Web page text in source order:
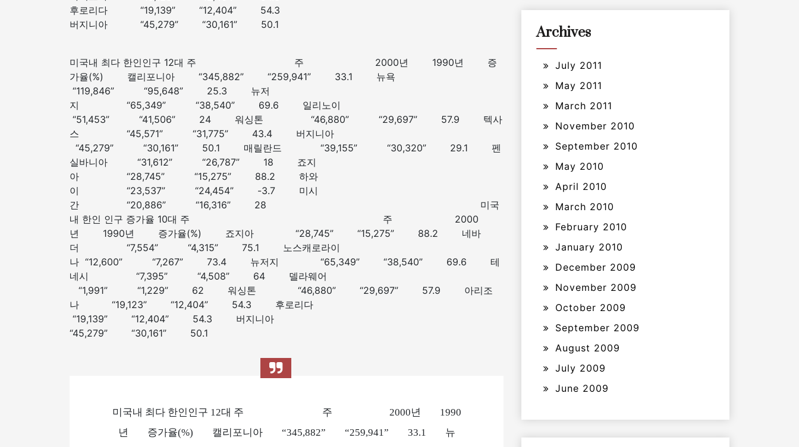
후로리다 “19,139” “12,404” 54.3
버지니아 “45,279” “30,161” 50.1
미국내 최다 한인인구 12대 주 주 2000년 1990년 증
가율(%) 캘리포니아 “345,882” “259,941” 33.1 뉴욕
“119,846” “95,648” 25.3 뉴저
지 “65,349” “38,540” 69.6 일리노이
“51,453” “41,506” 24 워싱톤 “46,880” “29,697” 57.9 텍사
스 “45,571” “31,775” 43.4 버지니아
“45,279” “30,161” 50.1 매릴란드 “39,155” “30,320” 29.1 펜
실바니아 “31,612” “26,787” 18 죠지
아 “28,745” “15,275” 88.2 하와
이 “23,537” “24,454” -3.7 미시
간 “20,886” “16,316” 28 미국
내 한인 인구 증가율 10대 주 주 2000
년 1990년 증가율(%) 죠지아 “28,745” “15,275” 88.2 네바
더 “7,554” “4,315” 75.1 노스캐로라이
나 “12,600” “7,267” 73.4 뉴저지 “65,349” “38,540” 69.6 테
네시 “7,395” “4,508” 64 델라웨어
“1,991” “1,229” 62 워싱톤 “46,880” “29,697” 57.9 아리조
나 “19,123” “12,404” 54.3 후로리다
“19,139” “12,404” 54.3 버지니아
“45,279” “30,161” 50.1
미국내 최다 한인인구 12대 주 주 2000년 1990
년 증가율(%) 캘리포니아 “345,882” “259,941” 33.1 뉴
Archives
July 2011
May 2011
March 2011
November 2010
September 2010
May 2010
April 2010
March 2010
February 2010
January 2010
December 2009
November 2009
October 2009
September 2009
August 2009
July 2009
June 2009